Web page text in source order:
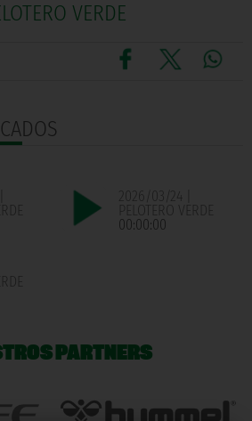
VERDE
2026/03/24 |
PELOTERO VERDE
00:00:00
PARTNERS